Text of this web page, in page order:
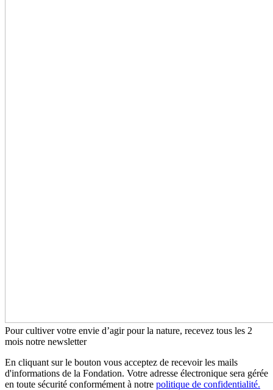
Pour cultiver votre envie d’agir pour la nature, recevez tous les 2
mois notre newsletter
En cliquant sur le bouton vous acceptez de recevoir les mails
d'informations de la Fondation. Votre adresse électronique sera gérée
en toute sécurité conformément à notre politique de confidentialité.